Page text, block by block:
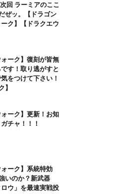
回 ラーミアのここ
ぜッ。【ドラゴン
ク】【ドラクエウ
ォーク】復刻が皆無
す！取り逃がすと
をつけて下さい！
】
ォーク】更新！お知
チャ！！！
ォーク】系統特効
いのか？新武器
ロウ」を最速実戦投